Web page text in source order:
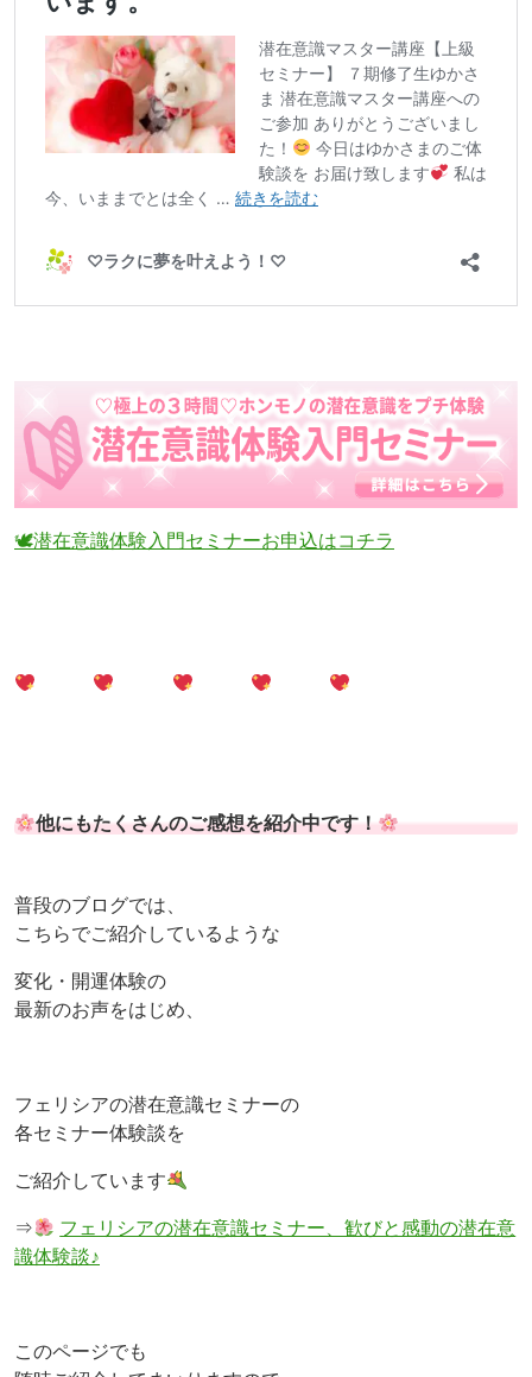
🕊潜在意識体験入門セミナーお申込はコチラ
他にもたくさんのご感想を紹介中です！
普段のブログでは、
こちらでご紹介しているような
変化・開運体験の
最新のお声をはじめ、
フェリシアの潜在意識セミナーの
各セミナー体験談を
ご紹介しています
⇒
フェリシアの潜在意識セミナー、歓びと感動の潜在意
識体験談♪
このページでも